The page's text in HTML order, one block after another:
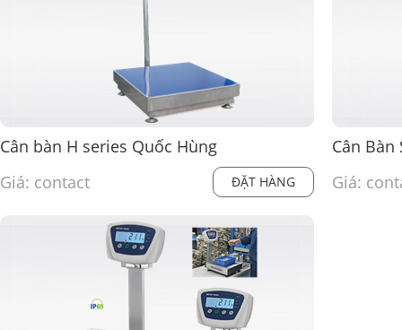
Cân bàn H series Quốc Hùng
Giá: contact
ĐẶT HÀNG
Cân Bàn
Giá: